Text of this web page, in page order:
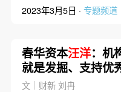
2023年3月5日 · 专题频道
春华资本汪洋：机
就是发掘、支持优
展
文｜财新 刘冉